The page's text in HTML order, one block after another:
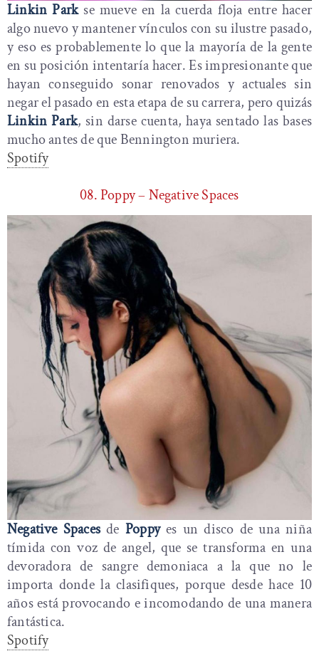
Linkin Park se mueve en la cuerda floja entre hacer
algo nuevo y mantener vínculos con su ilustre pasado,
y eso es probablemente lo que la mayoría de la gente
en su posición intentaría hacer. Es impresionante que
hayan conseguido sonar renovados y actuales sin
negar el pasado en esta etapa de su carrera, pero quizás
Linkin Park, sin darse cuenta, haya sentado las bases
mucho antes de que Bennington muriera.
Spotify
08. Poppy – Negative Spaces
Negative Spacesde Poppyes un disco de una niña
tímida con voz de angel, que se transforma en una
devoradora de sangre demoniaca a la que no le
importa donde la clasifiques, porque desde hace 10
años está provocando e incomodando de una manera
fantástica.
Spotify